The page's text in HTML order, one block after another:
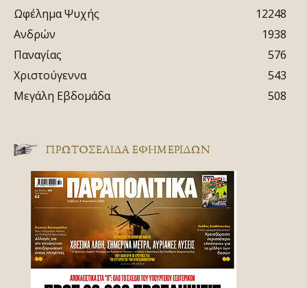
Ωφέλημα Ψυχής
12248
Ανδρών
1938
Παναγίας
576
Χριστούγεννα
543
Μεγάλη Εβδομάδα
508
ΠΡΩΤΟΣΈΛΙΔΑ ΕΦΗΜΕΡΊΔΩΝ